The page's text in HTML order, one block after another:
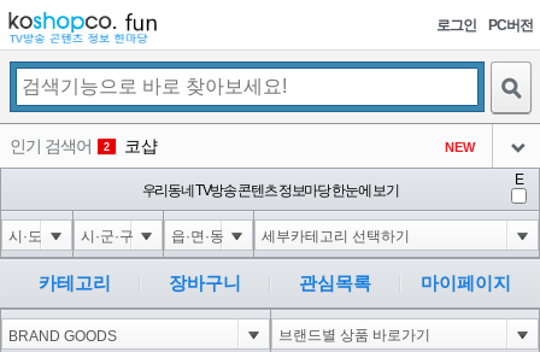
로그인 PC버전
인기 검색어 2 코샵 NEW
익스
아이콘
4 미끄럼방지
아이콘
5 대성설렁탕
아이콘
-16
6 1-1); waitfor delay '0:0:15' --
아이콘
0
우리동네 TV방송 콘텐츠 정보마당 한눈에 보기
E
카테고리 장바구니 관심목록 마이페이지